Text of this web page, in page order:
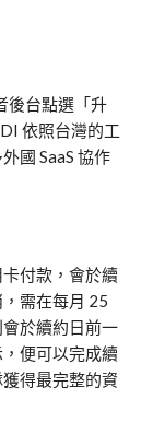
後台點選「升
依照台灣的工
國 SaaS 協作
付款，會於續
需在每月 25
於續約日前一
便可以完成續
得最完整的資